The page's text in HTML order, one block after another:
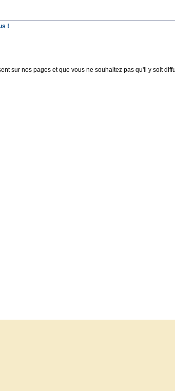
!
sur nos pages et que vous ne souhaitez pas qu'il y soit